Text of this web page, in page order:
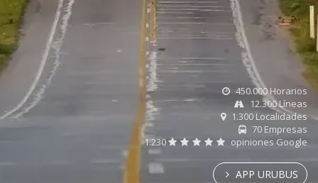
450.000 Horarios
12.300 Líneas
1.300 Localidades
70 Empresas
1.230
opiniones Google
APP URUBUS